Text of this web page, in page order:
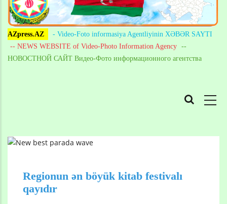
AZpress.AZ
- Video-Foto informasiya Agentliyinin XƏBƏR SAYTI
-- NEWS WEBSITE of Video-Photo Information Agency --
НОВОСТНОЙ САЙТ Видео-Фото информационного агентства
Breadcrumb
Regionun ən böyük kitab festivalı
qayıdır